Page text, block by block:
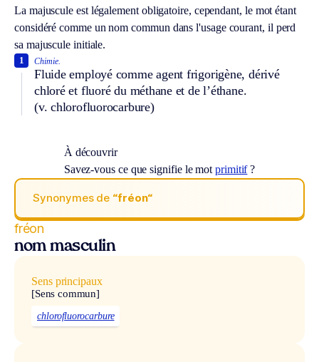
La majuscule est légalement obligatoire, cependant, le mot étant
considéré comme un nom commun dans l'usage courant, il perd
sa majuscule initiale.
Chimie.
Fluide employé comme agent frigorigène, dérivé
chloré et fluoré du méthane et de l’éthane.
(v. chlorofluorocarbure)
1
À découvrir
Savez-vous ce que signifie le motprimitif?
Synonymes de “fréon“
fréon
nom masculin
Sens principaux
[Sens commun]
chlorofluorocarbure